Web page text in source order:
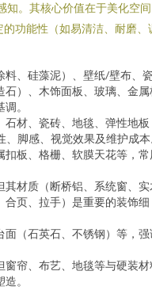
知。其核心价值在于美化空
功能性（如易清洁、耐磨、
料、硅藻泥）、壁纸/壁布、
）、木饰面板、玻璃、金属
。
石材、瓷砖、地毯、弹性地板
、脚感、视觉效果及维护成
扣板、格栅、软膜天花等，常
其材质（断桥铝、系统窗、实
页、拉手）是重要的装饰细
面（石英石、不锈钢）等，
窗帘、布艺、地毯等与硬装材
。